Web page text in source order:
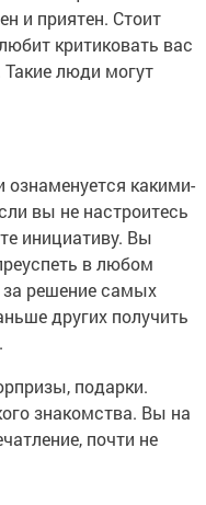
и приятен. Стоит
критиковать вас
люди могут
ознаменуется какими-
вы не настроитесь
инициативу. Вы
в любом
за решение самых
других получить
подарки.
знакомства. Вы на
почти не